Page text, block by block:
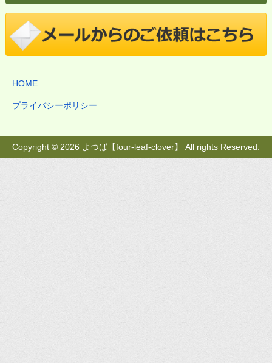
HOME
プライバシーポリシー
Copyright © 2026 よつば【four-leaf-clover】 All rights Reserved.